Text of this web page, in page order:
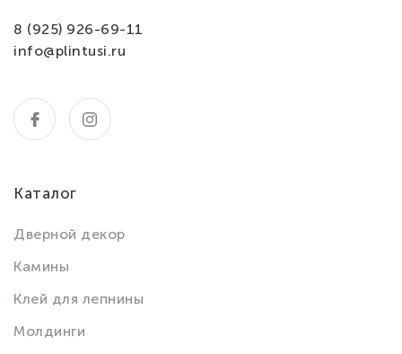
8 (925) 926-69-11
info@plintusi.ru
Каталог
Дверной декор
Камины
Клей для лепнины
Молдинги